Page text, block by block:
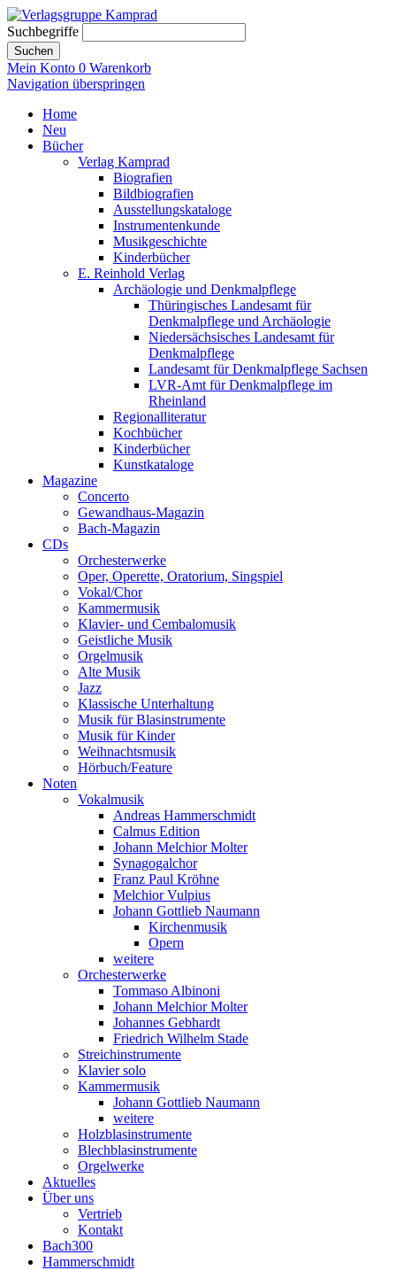
Suchbegriffe
Suchen
Mein Konto 0 Warenkorb
Navigation überspringen
Home
Neu
Bücher
Verlag Kamprad
Biografien
Bildbiografien
Ausstellungskataloge
Instrumentenkunde
Musikgeschichte
Kinderbücher
E. Reinhold Verlag
Archäologie und Denkmalpflege
Thüringisches Landesamt für
Denkmalpflege und Archäologie
Niedersächsisches Landesamt für
Denkmalpflege
Landesamt für Denkmalpflege Sachsen
LVR-Amt für Denkmalpflege im
Rheinland
Regionalliteratur
Kochbücher
Kinderbücher
Kunstkataloge
Magazine
Concerto
Gewandhaus-Magazin
Bach-Magazin
CDs
Orchesterwerke
Oper, Operette, Oratorium, Singspiel
Vokal/Chor
Kammermusik
Klavier- und Cembalomusik
Geistliche Musik
Orgelmusik
Alte Musik
Jazz
Klassische Unterhaltung
Musik für Blasinstrumente
Musik für Kinder
Weihnachtsmusik
Hörbuch/Feature
Noten
Vokalmusik
Andreas Hammerschmidt
Calmus Edition
Johann Melchior Molter
Synagogalchor
Franz Paul Kröhne
Melchior Vulpius
Johann Gottlieb Naumann
Kirchenmusik
Opern
weitere
Orchesterwerke
Tommaso Albinoni
Johann Melchior Molter
Johannes Gebhardt
Friedrich Wilhelm Stade
Streichinstrumente
Klavier solo
Kammermusik
Johann Gottlieb Naumann
weitere
Holzblasinstrumente
Blechblasinstrumente
Orgelwerke
Aktuelles
Über uns
Vertrieb
Kontakt
Bach300
Hammerschmidt